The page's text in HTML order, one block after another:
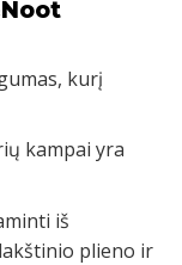
kurį
kampai yra
iš
plieno ir